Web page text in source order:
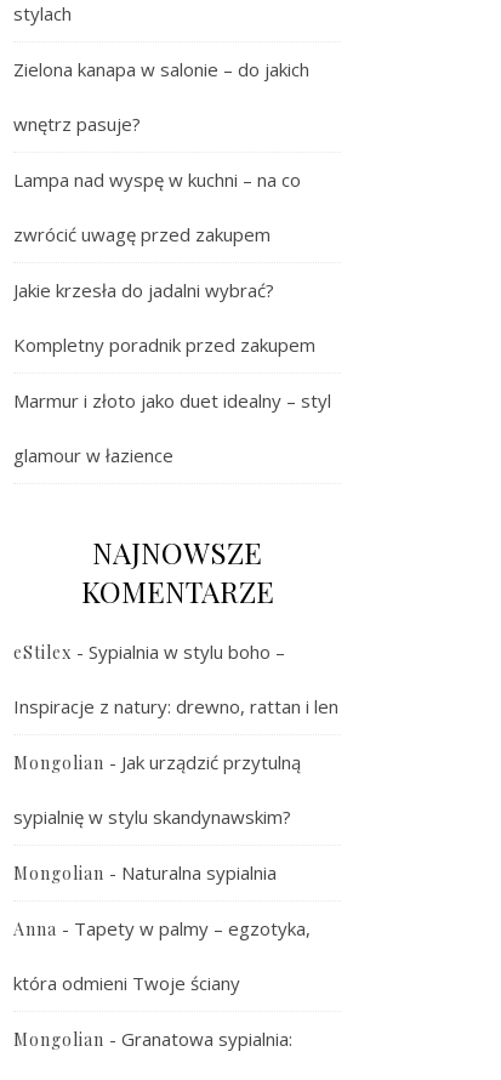
stylach
Zielona kanapa w salonie – do jakich
wnętrz pasuje?
Lampa nad wyspę w kuchni – na co
zwrócić uwagę przed zakupem
Jakie krzesła do jadalni wybrać?
Kompletny poradnik przed zakupem
Marmur i złoto jako duet idealny – styl
glamour w łazience
NAJNOWSZE
KOMENTARZE
eStilex - Sypialnia w stylu boho –
Inspiracje z natury: drewno, rattan i len
Mongolian - Jak urządzić przytulną
sypialnię w stylu skandynawskim?
Mongolian - Naturalna sypialnia
Anna - Tapety w palmy – egzotyka,
która odmieni Twoje ściany
Mongolian - Granatowa sypialnia: